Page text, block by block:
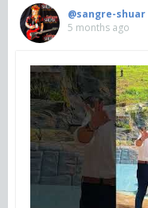
@sangre-shuar
5 months ago